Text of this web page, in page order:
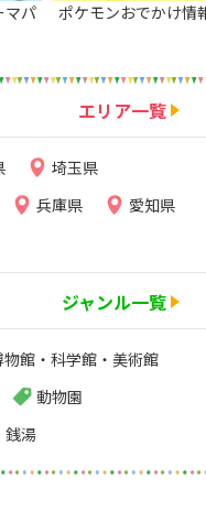
マパ
ポケモンおでかけ情
エリア一覧
埼玉県
兵庫県
愛知県
ジャンル一覧
物館・科学館・美術館
動物園
銭湯